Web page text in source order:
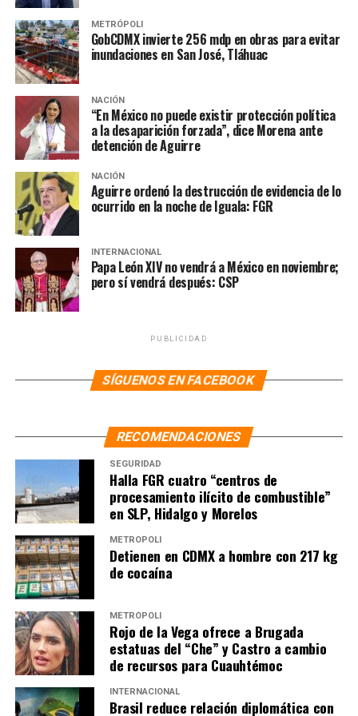
ofrecer certidumbre jurídica .
La especialista planteó que aunque los destinos de
México y Estados Unidos están muy vinculados
actualmente, hay escenarios que no garantizan la
continuidad de la interdependencia. Apuntó que las
circunstancias nacionales que no aportan son las
relativas a la seguridad, dada la «increíble» cifra de
feminicidios, homicidios y desapariciones. A la par,
señaló que el país tampoco puede responder como
debería a la renegociación, defendiendo su papel de
socio de Estados Unidos, ante la falta de inversión desde
el TLCAN.
“Que hay sustitutos para [el mercado] México, sin duda.
La diferencia es que para nosotros no hay sustituto de
el puro hecho de ser vecinos, no crean que vamos a
Ebrard: Caso Rocha no ha contaminado pláticas del T-
MEC
NO TE PIERDAS
Sheinbaum celebra acuerdo aéreo con EU, que incluye
reconocimiento al AIFA
METRÓPOLI
GobCDMX invierte 256 mdp en obras para evitar
inundaciones en San José, Tláhuac
NACIÓN
“En México no puede existir protección política
a la desaparición forzada”, dice Morena ante
detención de Aguirre
NACIÓN
Aguirre ordenó la destrucción de evidencia de lo
ocurrido en la noche de Iguala: FGR
INTERNACIONAL
Papa León XIV no vendrá a México en noviembre;
pero sí vendrá después: CSP
PUBLICIDAD
SÍGUENOS EN FACEBOOK
RECOMENDACIONES
SEGURIDAD
Halla FGR cuatro “centros de
procesamiento ilícito de combustible”
en SLP, Hidalgo y Morelos
METRÓPOLI
Detienen en CDMX a hombre con 217 kg
de cocaína
METRÓPOLI
Rojo de la Vega ofrece a Brugada
estatuas del “Che” y Castro a cambio
de recursos para Cuauhtémoc
INTERNACIONAL
Brasil reduce relación diplomática con